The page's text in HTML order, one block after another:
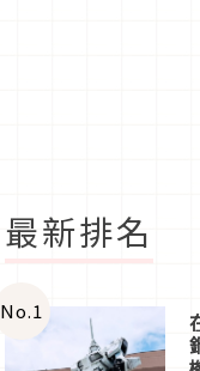
最新排名
No.1